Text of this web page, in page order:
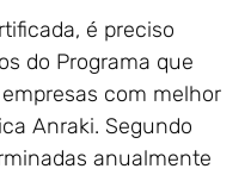
é preciso
do Programa que
com melhor
Anraki. Segundo
anualmente